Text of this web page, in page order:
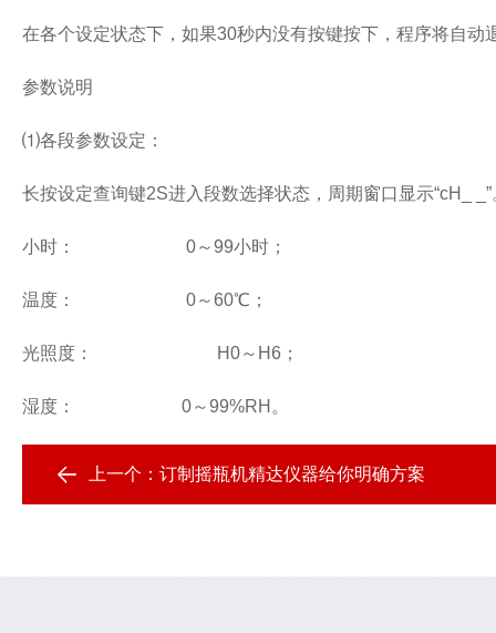
在各个设定状态下，如果30秒内没有按键按下，程序将自
参数说明
⑴各段参数设定：
长按设定查询键2S进入段数选择状态，周期窗口显示“cH_
小时： 0～99小时；
温度： 0～60℃；
光照度： H0～H6；
湿度： 0～99%RH。
上一个： 订制摇瓶机精达仪器给你明确方案